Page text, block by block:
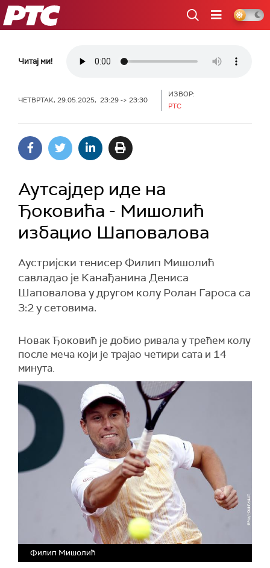
РТС
Читај ми!
ЧЕТВРТАК, 29.05.2025, 23:29 -> 23:30
ИЗВОР:
РТС
Аутсајдер иде на
Ђоковића - Мишолић
избацио Шаповалова
Аустријски тенисер Филип Мишолић
савладао је Канађанина Дениса
Шаповалова у другом колу Ролан Гароса са
3:2 у сетовима.
Новак Ђоковић је добио ривала у трећем колу
после меча који је трајао четири сата и 14
минута.
Филип Мишолић